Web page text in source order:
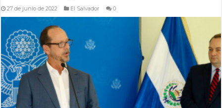
27 de junio de 2022 El Salvador 0